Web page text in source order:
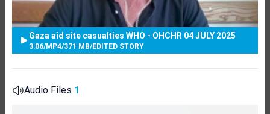
Gaza aid site casualties WHO - OHCHR 04 JULY 2025
3:06/MP4/371 MB/EDITED STORY
Audio Files 1